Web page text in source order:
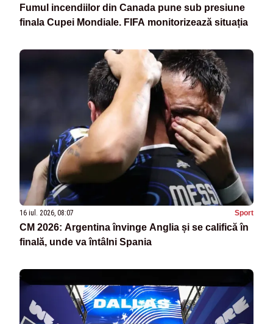
Fumul incendiilor din Canada pune sub presiune
finala Cupei Mondiale. FIFA monitorizează situația
16 iul. 2026, 08:07 Sport
CM 2026: Argentina învinge Anglia și se califică în
finală, unde va întâlni Spania